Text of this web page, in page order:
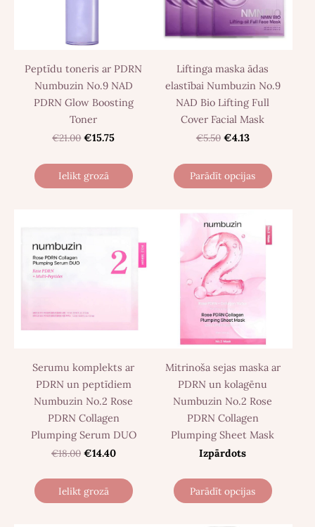
Peptīdu toneris ar PDRN
Numbuzin No.9 NAD
PDRN Glow Boosting
Toner
€21.00 €15.75
Ielikt grozā
Liftinga maska ​​ādas
elastībai Numbuzin No.9
NAD Bio Lifting Full
Cover Facial Mask
€5.50 €4.13
Parādīt opcijas
Serumu komplekts ar
PDRN un peptīdiem
Numbuzin No.2 Rose
PDRN Collagen
Plumping Serum DUO
€18.00 €14.40
Ielikt grozā
Mitrinoša sejas maska ar
PDRN un kolagēnu
Numbuzin No.2 Rose
PDRN Collagen
Plumping Sheet Mask
Izpārdots
Parādīt opcijas